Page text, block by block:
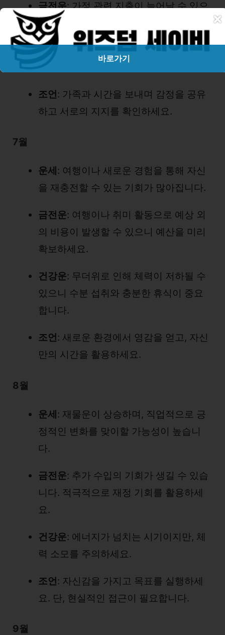
금전운: 가정 관련 지출이 늘어날 수 있으
니, 계획적인 소비가 필요합니다.
건강운
: 큰 건강 문제는 없지만, 야외 활동
시 안전사고에 유의하세요.
조언: 가족과 시간을 보내며 감정을 공유
하고 서로의 지지를 확인하세요.
7월
운세 : 여행이나 새로운 경험을 통해 자신
을 재충전할 수 있는 기회가 많아집니다.
금전운: 여행이나 취미 활동으로 예상 외
의 비용이 발생할 수 있으니 예산을 미리
확보하세요.
건강운: 무더위로 인해 체력이 저하될 수
있으니 수분 섭취와 충분한 휴식이 중요
합니다.
조언: 새로운 환경에서 영감을 얻고, 자신
만의 시간을 활용하세요.
8월
운세: 재물운이 상승하며, 직업적으로 긍
정적인 변화를 맞이할 가능성이 높습니
다.
금전운: 추가 수입의 기회가 생길 수 있습
니다. 적극적으로 재정 기회를 활용하세
요.
건강운: 에너지가 넘치는 시기이지만, 체
력 소모를 주의하세요.
조언: 자신감을 가지고 목표를 실행하세
요. 단, 현실적인 접근이 필요합니다.
9월
×
바로가기